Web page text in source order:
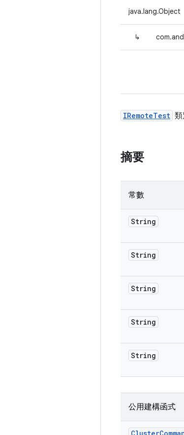
java.lang.Object
↳
IRemoteTest
摘要
常數
String
String
String
String
String
公用建構函式